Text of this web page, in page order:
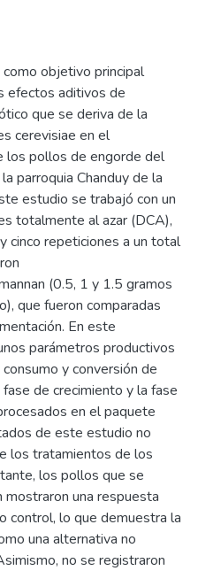
objetivo principal
efectos aditivos de
que se deriva de la
cerevisiae en el
los pollos de engorde del
parroquia Chanduy de la
estudio se trabajó con un
totalmente al azar (DCA),
cinco repeticiones a un total
(0.5, 1 y 1.5 gramos
que fueron comparadas
En este
parámetros productivos
y conversión de
de crecimiento y la fase
en el paquete
de este estudio no
los tratamientos de los
los pollos que se
mostraron una respuesta
control, lo que demuestra la
una alternativa no
no se registraron